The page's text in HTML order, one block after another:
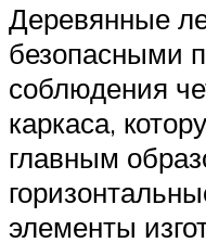
Деревянные
безопасными
соблюдения
каркаса,
главным
элементы